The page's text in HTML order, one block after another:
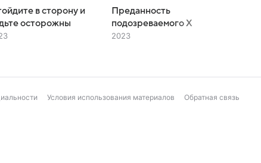
в сторону и
осторожны
Преданность
подозреваемого X
2023
Условия использования материалов Обратная связь